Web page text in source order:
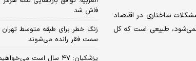
ساختاری در اقتصاد
نمی‌شود، طبیعی است که کل
فاش شد
زنگ خطر برای طبقه متوسط تهران
سمت فقر رانده می‌شوند
پزشکیان: ۴۷ سال است